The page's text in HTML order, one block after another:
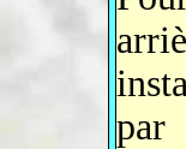
par